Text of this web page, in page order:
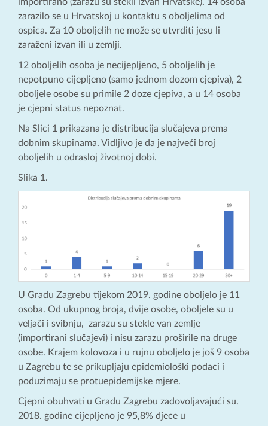
zarazilo se u Hrvatskoj u kontaktu s oboljelima od
ospica. Za 10 oboljelih ne može se utvrditi jesu li
zaraženi izvan ili u zemlji.
12 oboljelih osoba je necijepljeno, 5 oboljelih je
nepotpuno cijepljeno (samo jednom dozom cjepiva), 2
oboljele osobe su primile 2 doze cjepiva, a u 14 osoba
je cjepni status nepoznat.
Na Slici 1 prikazana je distribucija slučajeva prema
dobnim skupinama. Vidljivo je da je najveći broj
oboljelih u odrasloj životnoj dobi.
Slika 1.
U Gradu Zagrebu tijekom 2019. godine oboljelo je 11
osoba. Od ukupnog broja, dvije osobe, oboljele su u
veljači i svibnju, zarazu su stekle van zemlje
(importirani slučajevi) i nisu zarazu proširile na druge
osobe. Krajem kolovoza i u rujnu oboljelo je još 9 osoba
u Zagrebu te se prikupljaju epidemiološki podaci i
poduzimaju se protuepidemijske mjere.
Cjepni obuhvati u Gradu Zagrebu zadovoljavajući su.
2018. godine cijepljeno je 95,8% djece u